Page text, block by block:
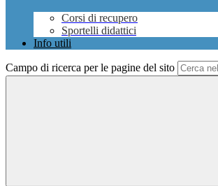
Corsi di recupero
Sportelli didattici
Info utili
Campo di ricerca per le pagine del sito